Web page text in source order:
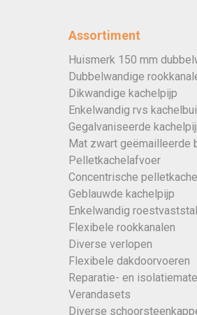
Assortiment
Huismerk 150 mm
Dubbelwandige
Dikwandige kachelpijp
Enkelwandig rvs
Gegalvaniseerde
Mat zwart geëmailleerde
Pelletkachelafvoer
Concentrische
Geblauwde kachelpijp
Enkelwandig
Flexibele rookkanalen
Diverse verlopen
Flexibele dakdoorvoeren
Reparatie- en
Verandasets
Diverse